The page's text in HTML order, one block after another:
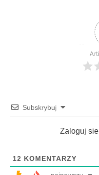
Subskrybuj
Zaloguj
12 KOMENTARZY